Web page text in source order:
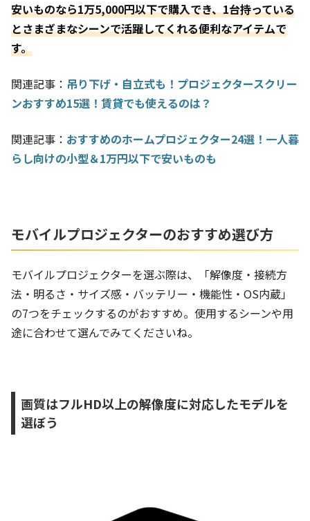
安いものなら1万5,000円以下で購入でき、1台持っている
とさまざまなシーンで活躍してくれる便利なアイテムで
す。
関連記事： 吊り下げ・自立式も！プロジェクタースクリー
ンおすすめ15選！賃貸でも使えるのは？
関連記事： おすすめのホームプロジェクター24選！一人暮
らし向けの小型＆1万円以下で安いものも
モバイルプロジェクターのおすすめ選び方
モバイルプロジェクターを選ぶ際は、「解像度・接続方
法・明るさ・サイズ感・バッテリー・機能性・OS内蔵」
の7つをチェックするのがおすすめ。使用するシーンや用
途に合わせて選んでみてくださいね。
画質はフルHD以上の解像度に対応したモデルを
選ぼう